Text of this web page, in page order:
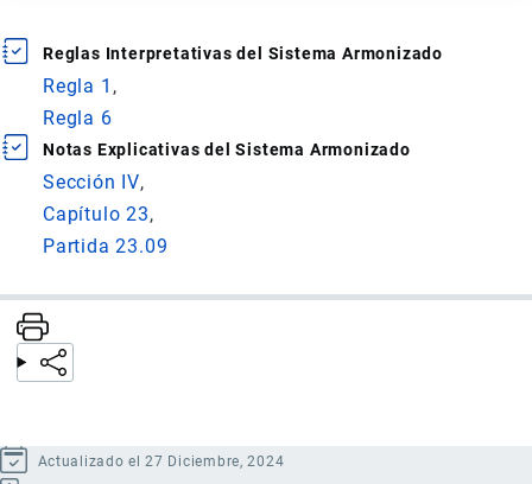
Reglas Interpretativas del Sistema Armonizado
Regla 1
Regla 6
Notas Explicativas del Sistema Armonizado
Sección IV
Capítulo 23
Partida 23.09
Actualizado el 27 Diciembre, 2024